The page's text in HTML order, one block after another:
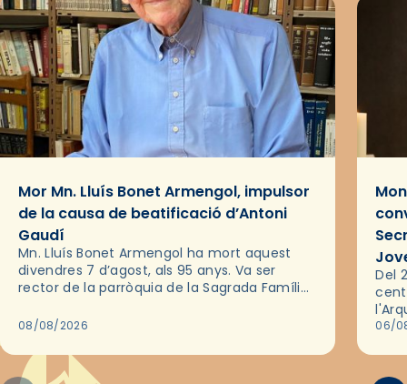
Mor Mn. Lluís Bonet Armengol, impulsor
de la causa de beatificació d’Antoni
Gaudí
Mn. Lluís Bonet Armengol ha mort aquest
divendres 7 d’agost, als 95 anys. Va ser
rector de la parròquia de la Sagrada Família
2018,…
08/08/2026
Del
les
06/